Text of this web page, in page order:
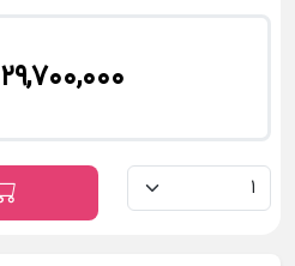
29,700,000 تومان